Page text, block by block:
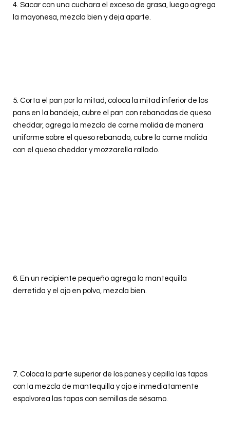
4. Sacar con una cuchara el exceso de grasa, luego agrega
la mayonesa, mezcla bien y deja aparte.
5. Corta el pan por la mitad, coloca la mitad inferior de los
pans en la bandeja, cubre el pan con rebanadas de queso
cheddar, agrega la mezcla de carne molida de manera
uniforme sobre el queso rebanado, cubre la carne molida
con el queso cheddar y mozzarella rallado.
6. En un recipiente pequeño agrega la mantequilla
derretida y el ajo en polvo, mezcla bien.
7. Coloca la parte superior de los panes y cepilla las tapas
con la mezcla de mantequilla y ajo e inmediatamente
espolvorea las tapas con semillas de sésamo.